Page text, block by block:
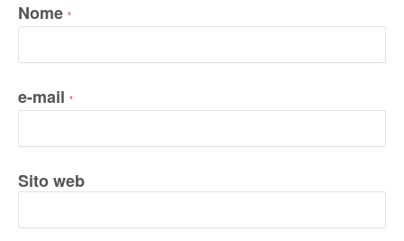
Nome *
e-mail *
Sito web